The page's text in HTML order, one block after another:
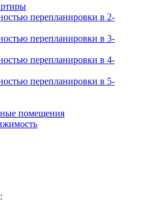
перепланировки в 2-
перепланировки в 3-
перепланировки в 4-
перепланировки в 5-
помещения